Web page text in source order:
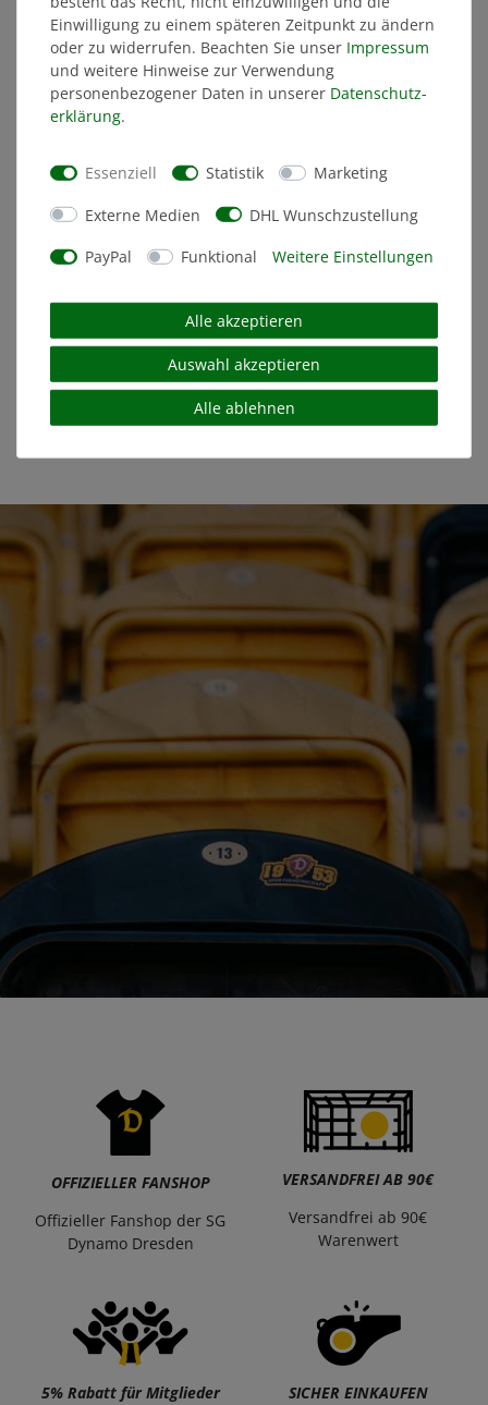
25/26 Herren schwarz
29,99 €
STATT: 39,99 €
Herren schwarz
79,99 €
MITGLIEDERPREIS: 75,99 €
JAKO Freizeit Short 25/26
54,99 €
JAKO Freizeit Short 26/27
Herren
54,99 €
OFFIZIELLER FANSHOP
Offizieller Fanshop der SG
Dynamo Dresden
VERSANDFREI AB 90€
Versandfrei ab 90€
Warenwert
5% Rabatt für Mitglieder
SICHER EINKAUFEN
Einwilligung zu einem späteren Zeitpunkt zu ändern
oder zu widerrufen. Beachten Sie unser Impressum
und weitere Hinweise zur Verwendung
personenbezogener Daten in unserer Daten­schutz­
erklärung.
Essenziell Statistik Marketing
Externe Medien DHL Wunschzustellung
PayPal Funktional Weitere Einstellungen
Alle akzeptieren
Auswahl akzeptieren
Alle ablehnen